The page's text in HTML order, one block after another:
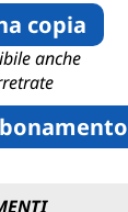
copia
anche